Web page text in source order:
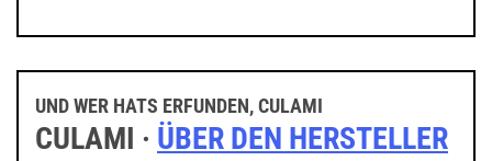
UND WER HATS ERFUNDEN, CULAMI
CULAMI · ÜBER DEN HERSTELLER